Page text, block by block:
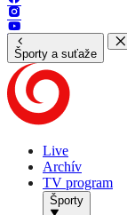
Športy a suťaže
Live
Archív
TV program
Športy